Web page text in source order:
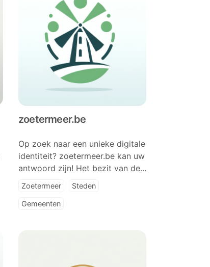
zoetermeer.be
Op zoek naar een unieke digitale
identiteit? zoetermeer.be kan uw
antwoord zijn! Het bezit van de...
Zoetermeer Steden
Gemeenten